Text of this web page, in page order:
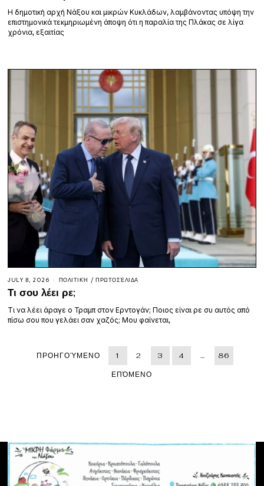
Η δημοτική αρχή Νάξου και μικρών Κυκλάδων, λαμβάνοντας υπόψη την
επιστημονικά τεκμηριωμένη άποψη ότι η παραλία της Πλάκας σε λίγα
χρόνια, εξαιτίας
JULY 8, 2026 ΠΟΛΙΤΙΚΉ / ΠΡΩΤΟΣΈΛΙΔΑ
Τι σου λέει ρε;
Τι να λέει άραγε ο Τραμπ στον Ερντογάν; Ποιος είναι ρε συ αυτός από
πίσω σου που γελάει σαν χαζός; Μου φαίνεται,
ΠΡΟΗΓΟΎΜΕΝΟ 1 2 3 4 …
86
ΕΠΌΜΕΝΟ